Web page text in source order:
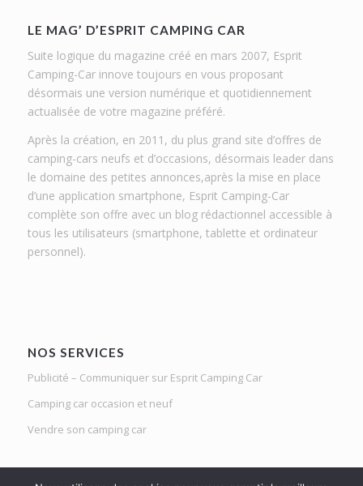
LE MAG’ D’ESPRIT CAMPING CAR
Suite logique du magazine créé en mars 2007, Esprit
Camping-Car innove toujours en vous proposant
désormais une version numérique et quotidiennement
actualisée de votre magazine préféré.
Après la création, en 2011, du plus grand site d’offres de
camping-cars neufs et d’occasions, désormais leader dans
le domaine des petites annonces,après la mise en place
d’une application smartphone, Esprit Camping-Car
complète son offre avec un blog rédactionnel accessible à
tous les utilisateurs (smartphone, tablette et ordinateur
personnel).
NOS SERVICES
Publicité – Communiquer sur Esprit Camping Car
Camping car occasion et neuf
Vendre son camping car